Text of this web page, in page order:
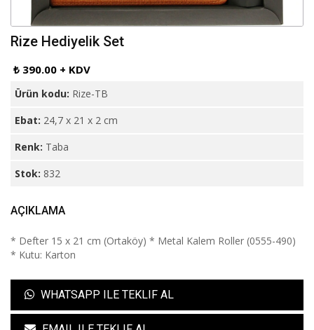
Rize Hediyelik Set
₺ 390.00 + KDV
Ürün kodu: Rize-TB
Ebat: 24,7 x 21 x 2 cm
Renk: Taba
Stok: 832
AÇIKLAMA
* Defter 15 x 21 cm (Ortaköy) * Metal Kalem Roller (0555-490)
* Kutu: Karton
WHATSAPP ILE TEKLIF AL